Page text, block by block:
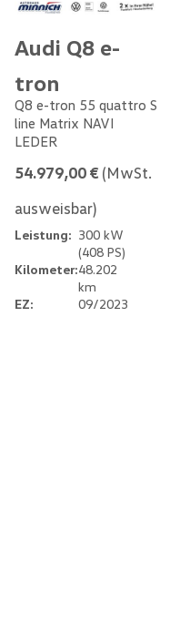
Audi Q8 e-
tron
Q8 e-tron 55 quattro S
line Matrix NAVI
LEDER
54.979,00 € (MwSt.
ausweisbar)
Leistung: 300 kW
(408 PS)
Kilometer:48.202
km
EZ:
09/2023